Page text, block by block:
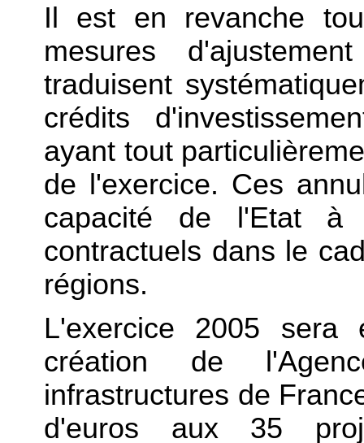
Il est en revanche
mesures
traduisent
crédits
ayant tout
de l'exercice. Ces
capacité de l'Etat à
contractuels dans le
régions.
L'exercice 2005 sera
création de
infrastructures de
d'euros aux 35